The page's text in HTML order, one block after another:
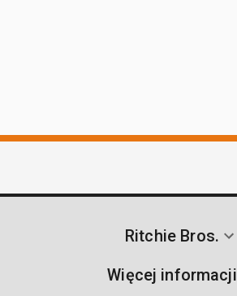
Ritchie Bros.
Więcej informacji